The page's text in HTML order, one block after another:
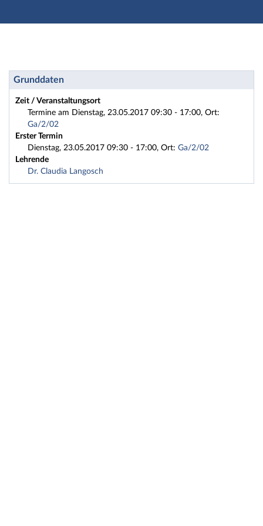
Hauptnavigation
Fußzeile
Weiterbildung: 2017HA1-16 Aufbaukurs Vortrag
Grunddaten
Zeit / Veranstaltungsort
Termine am Dienstag, 23.05.2017 09:30 - 17:00, Ort:
Ga/2/02
Erster Termin
Dienstag, 23.05.2017 09:30 - 17:00, Ort: Ga/2/02
Lehrende
Dr. Claudia Langosch